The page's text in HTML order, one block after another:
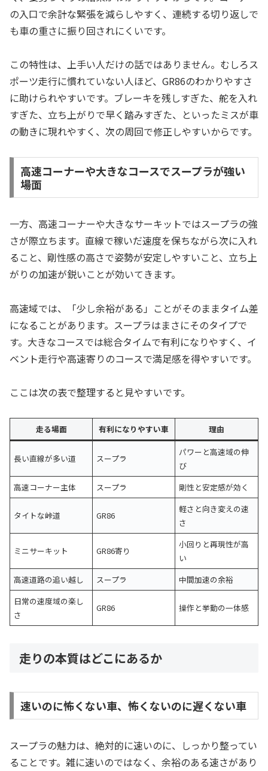
の入口で余計な緊張を減らしやすく、連続する切り返しで
も車の重さに振り回されにくいです。
この特性は、上手い人だけの話ではありません。むしろス
ポーツ走行に慣れていない人ほど、GR86のわかりやすさ
に助けられやすいです。ブレーキを残しすぎた、舵を入れ
すぎた、立ち上がりで早く踏みすぎた、といったミスが車
の動きに現れやすく、次の周回で修正しやすいからです。
高速コーナーや大きなコースでスープラが強い
場面
一方、高速コーナーや大きなサーキットではスープラの強
さが際立ちます。直線で稼いだ速度を保ちながら次に入れ
ること、剛性感の高さで姿勢が安定しやすいこと、立ち上
がりの加速が鋭いことが効いてきます。
高速域では、「少し余裕がある」ことがそのままタイム差
になることがあります。スープラはまさにそのタイプで
す。大きなコースでは総合タイムで有利になりやすく、イ
ベント走行や高速寄りのコースで満足感を得やすいです。
ここは次の表で整理すると見やすいです。
走る場面 有利になりやすい車 理由
長い直線が多い道 スープラ
パワーと高速域の伸
び
高速コーナー主体
スープラ 剛性と安定感が効く
タイトな峠道 GR86
軽さと向き変えの速
さ
ミニサーキット GR86寄り
小回りと再現性が高
い
高速道路の追い越し
スープラ
中間加速の余裕
日常の速度域の楽し
さ
GR86 操作と挙動の一体感
走りの本質はどこにあるか
速いのに怖くない車、怖くないのに遅くない車
スープラの魅力は、絶対的に速いのに、しっかり整ってい
ることです。雑に速いのではなく、余裕のある速さがあり